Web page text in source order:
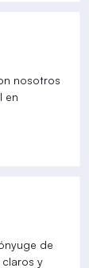
nosotros
en
de
y